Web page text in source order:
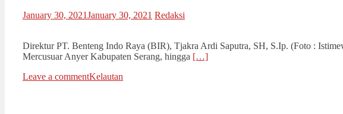
January 30, 2021January 30, 2021 Redaksi
Direktur PT. Benteng Indo Raya (BIR), Tjakra Ardi Saputra, SH, S.Ip. (Foto :
Mercusuar Anyer Kabupaten Serang, hingga […]
Leave a commentKelautan